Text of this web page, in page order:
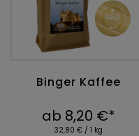
Binger Kaffee
ab 8,20 €*
32,80 € / 1 kg